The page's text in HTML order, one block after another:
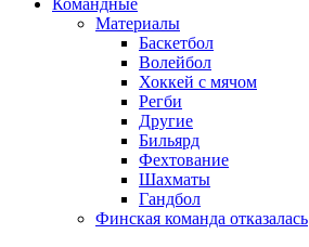
Командные
Материалы
Баскетбол
Волейбол
Хоккей с мячом
Регби
Другие
Бильярд
Фехтование
Шахматы
Гандбол
Финская команда отказалась